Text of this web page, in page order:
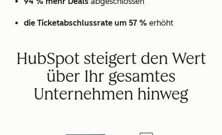
die Ticketabschlussrate um 57 % erhöht
HubSpot steigert den Wert
über Ihr gesamtes
Unternehmen hinweg